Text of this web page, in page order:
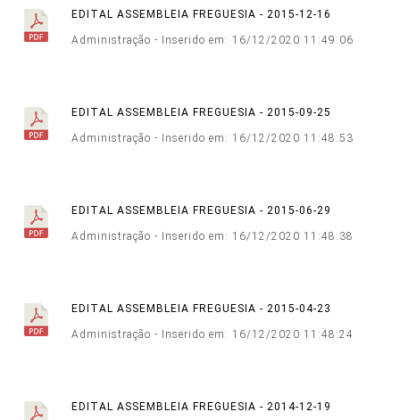
EDITAL ASSEMBLEIA FREGUESIA - 2015-12-16
Administração - Inserido em: 16/12/2020 11:49:06
EDITAL ASSEMBLEIA FREGUESIA - 2015-09-25
Administração - Inserido em: 16/12/2020 11:48:53
EDITAL ASSEMBLEIA FREGUESIA - 2015-06-29
Administração - Inserido em: 16/12/2020 11:48:38
EDITAL ASSEMBLEIA FREGUESIA - 2015-04-23
Administração - Inserido em: 16/12/2020 11:48:24
EDITAL ASSEMBLEIA FREGUESIA - 2014-12-19